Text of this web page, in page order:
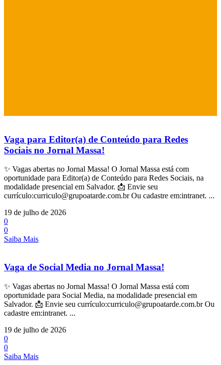
Vaga para Editor(a) de Conteúdo para Redes
Sociais no Jornal Massa!
✨ Vagas abertas no Jornal Massa! O Jornal Massa está com
oportunidade para Editor(a) de Conteúdo para Redes Sociais, na
modalidade presencial em Salvador. 📩 Envie seu
currículo:curriculo@grupoatarde.com.br Ou cadastre em:intranet. ...
19 de julho de 2026
0
0
Saiba Mais
Vaga de Social Media no Jornal Massa!
✨ Vagas abertas no Jornal Massa! O Jornal Massa está com
oportunidade para Social Media, na modalidade presencial em
Salvador. 📩 Envie seu currículo:curriculo@grupoatarde.com.br Ou
cadastre em:intranet. ...
19 de julho de 2026
0
0
Saiba Mais